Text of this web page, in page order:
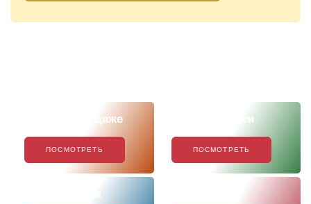
Скоро в продаже
ПОСМОТРЕТЬ
Наши новинки
ПОСМОТРЕТЬ